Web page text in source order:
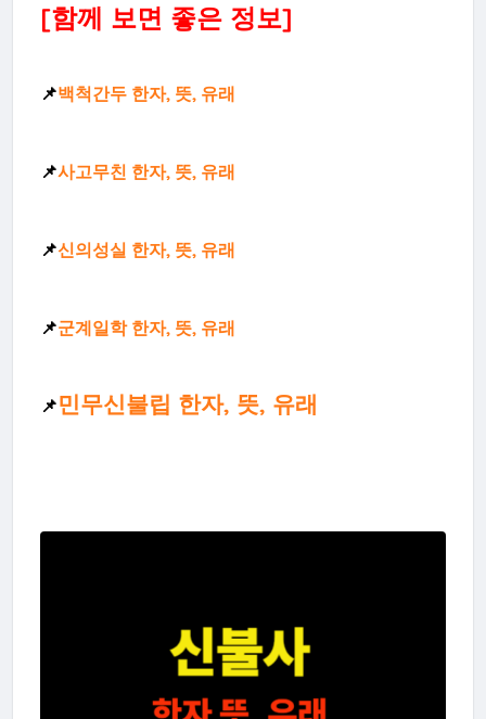
[함께 보면 좋은 정보]
📌백척간두 한자, 뜻, 유래
📌사고무친 한자, 뜻, 유래
📌신의성실 한자, 뜻, 유래
📌군계일학 한자, 뜻, 유래
📌민무신불립 한자, 뜻, 유래